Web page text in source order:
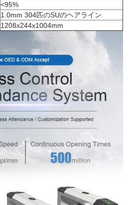
<95%
1.0mm 304匹のSUのヘアライン
1208x244x1004mm